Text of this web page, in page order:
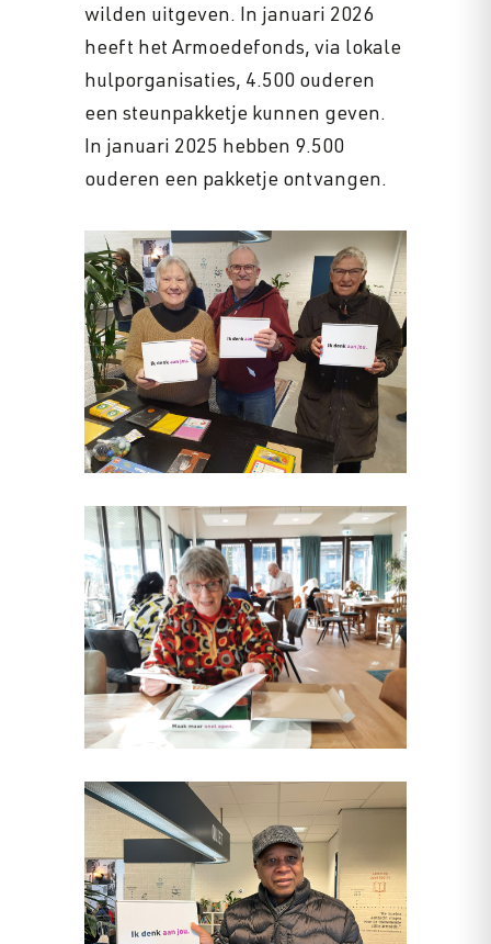
wilden uitgeven. In januari 2026
heeft het Armoedefonds, via lokale
hulporganisaties, 4.500 ouderen
een steunpakketje kunnen geven.
In januari 2025 hebben 9.500
ouderen een pakketje ontvangen.